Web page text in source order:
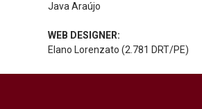
Java Araújo
WEB DESIGNER:
Elano Lorenzato (2.781 DRT/PE)